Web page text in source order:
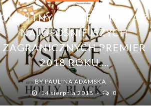
OKRUTNY KSIĄŻĘ – JEDNA Z
NAJGŁOŚNIEJSZYCH
ZAGRANICZNYCH PREMIER
2018 ROKU ...
BYPAULINA ADAMSKA
14 sierpnia 2018
0